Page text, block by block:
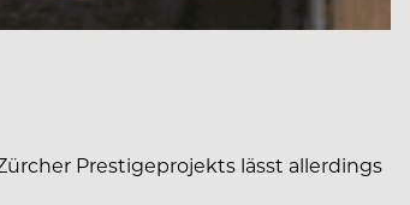
Prestigeprojekts lässt allerdings